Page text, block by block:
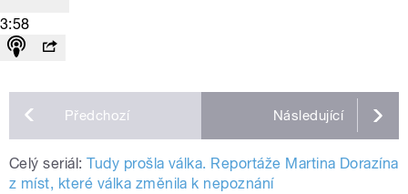
3:58
Předchozí Následující
Celý seriál: Tudy prošla válka. Reportáže Martina Dorazína
z míst, které válka změnila k nepoznání